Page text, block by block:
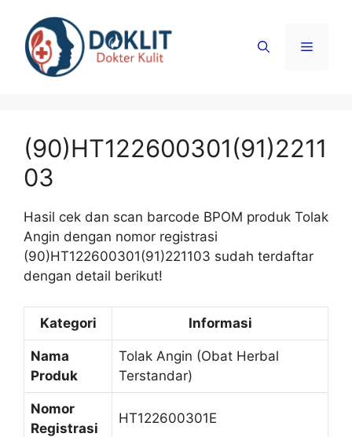
Menu
(90)HT122600301(91)2211
03
Hasil cek dan scan barcode BPOM produk Tolak
Angin dengan nomor registrasi
(90)HT122600301(91)221103 sudah terdaftar
dengan detail berikut!
Kategori Informasi
Nama
Produk
Tolak Angin (Obat Herbal
Terstandar)
Nomor
Registrasi
HT122600301E